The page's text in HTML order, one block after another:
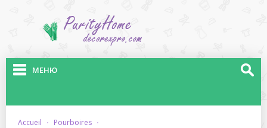
МЕНЮ
accueil · pourboires ·